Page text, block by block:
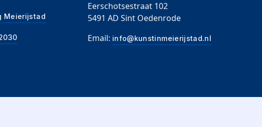
Meierijstad
Eerschotsestraat 102
5491 AD Sint Oedenrode
Email: info@kunstinmeierijstad.nl